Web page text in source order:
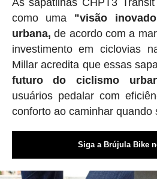
As sapatilhas CHPT3
como uma "visão
urbana, de acordo com a
investimento em ciclovias
Millar acredita que essas
futuro do ciclismo
usuários pedalar com
conforto ao caminhar quando
Siga a Brújula Bike